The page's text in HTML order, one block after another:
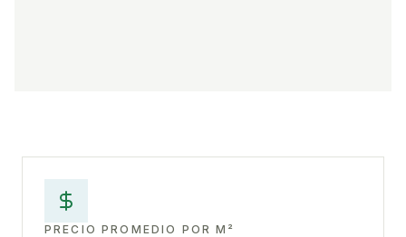
PRECIO PROMEDIO POR M²